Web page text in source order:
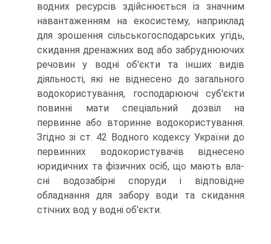
водних ресурсів здій­снюється із значним
навантаженням на екосистему, наприклад
для зрошення сільськогосподарських угідь,
скидання дренажних вод або забруднюючих
речовин у водні об'єкти та інших видів
діяльності, які не віднесено до загального
водокористування, господарюючі суб'єкти
повинні мати спеціальний дозвіл на
первинне або вторинне водокори­стування.
Згідно зі ст. 42 Водного кодексу України до
первинних во­докористувачів віднесено
юридичних та фізичних осіб, що мають вла­
сні водозабірні споруди і відповідне
обладнання для забору води та скидання
стічних вод у водні об'єкти.